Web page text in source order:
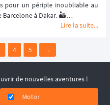
pour un périple inoubliable au
Barcelone à Dakar. 🏜️
2027.
Lire la suite...
4 5 →
de nouvelles aventures !
Motor